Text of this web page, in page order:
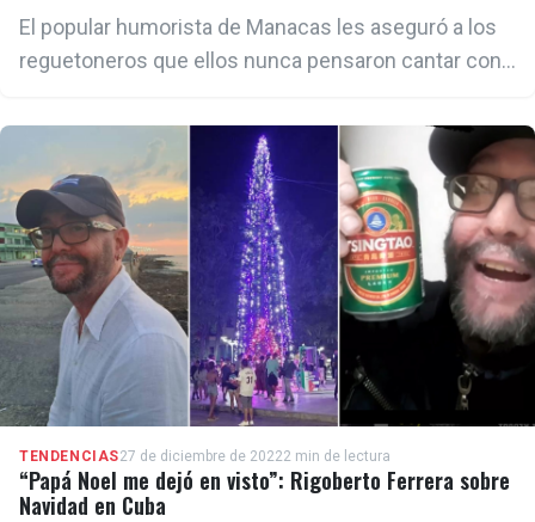
El popular humorista de Manacas les aseguró a los
reguetoneros que ellos nunca pensaron cantar con
TENDENCIAS27 de diciembre de 20222 min de lectura
“Papá Noel me dejó en visto”: Rigoberto Ferrera sobre
Navidad en Cuba